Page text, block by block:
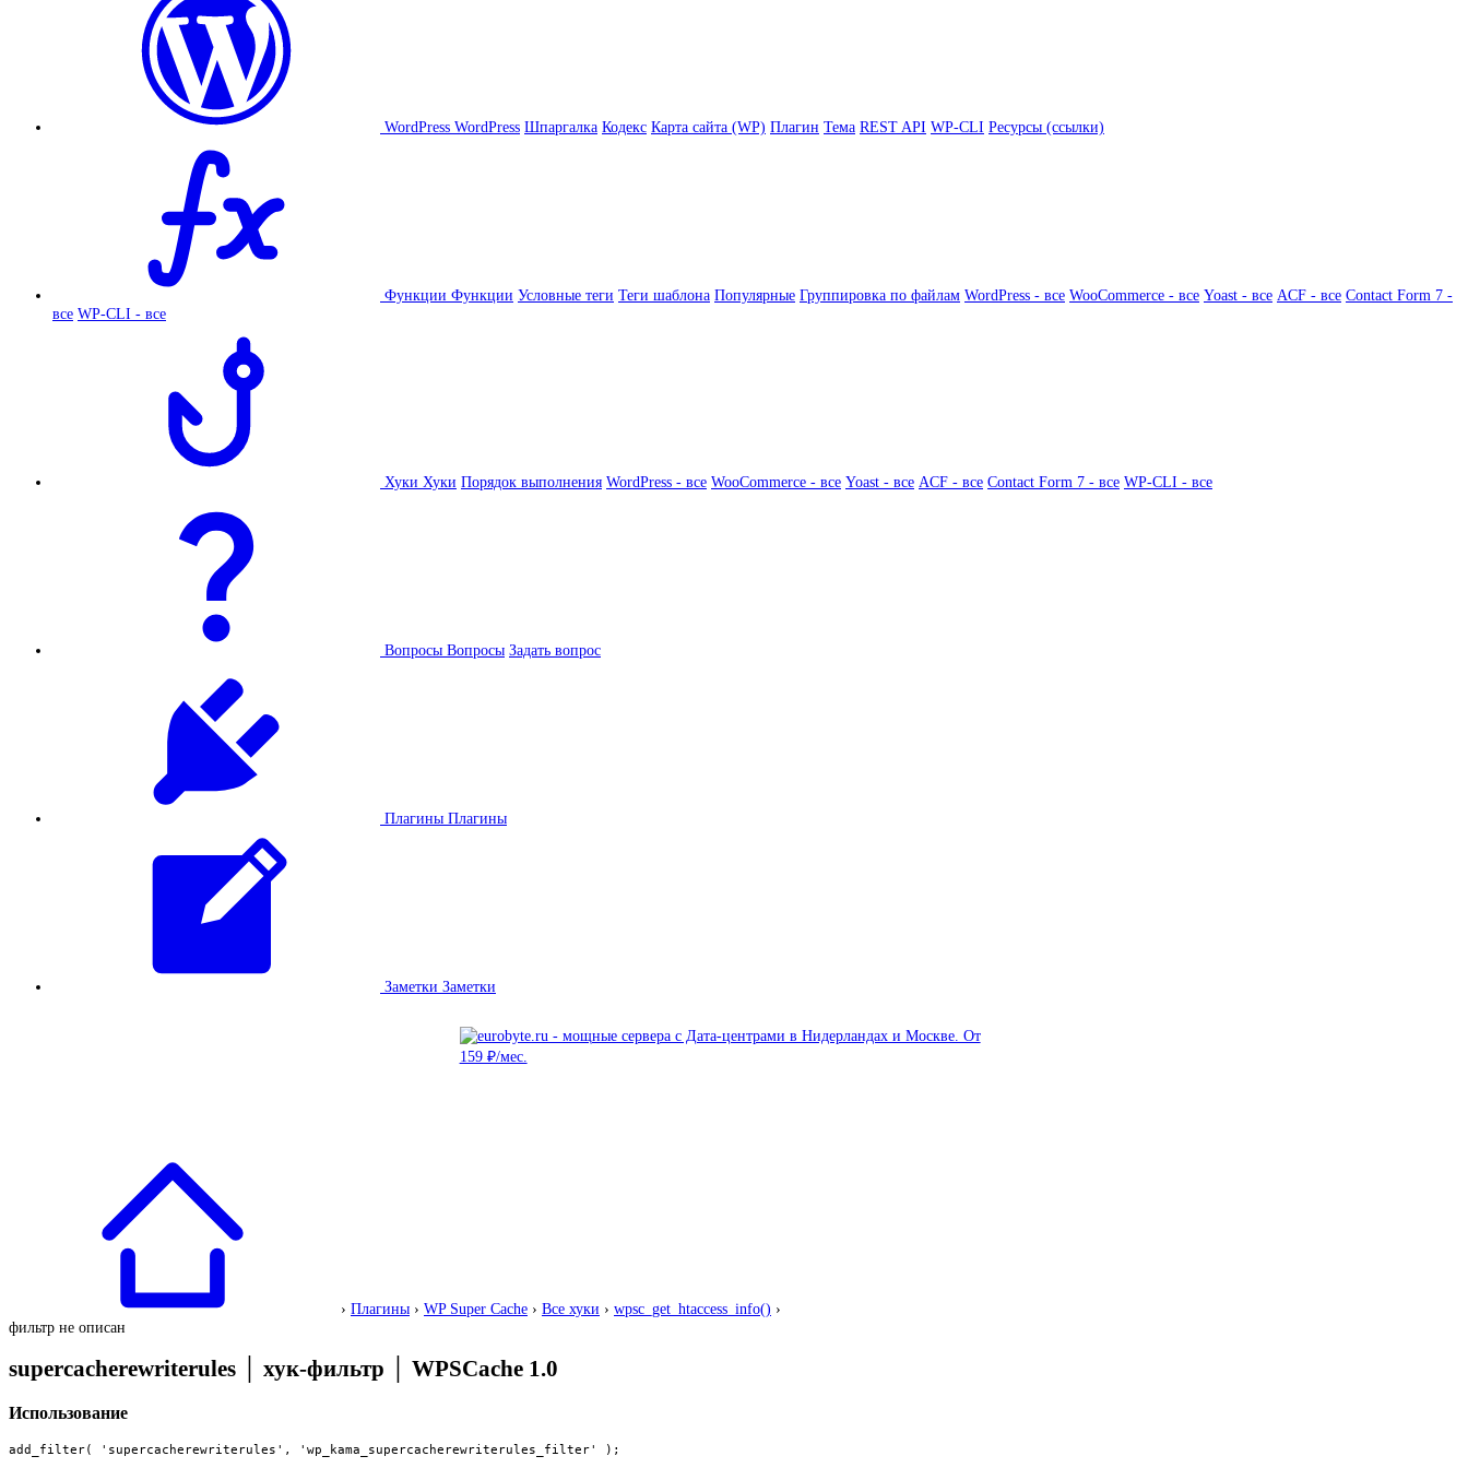
WordPress WordPress Шпаргалка Кодекс Карта сайта (WP) Плагин Тема REST API WP-CLI Ресурсы (ссылки)
Функции Функции Условные теги Теги шаблона Популярные Группировка по файлам WordPress - все WooCommerce - все Yoast - все ACF - все Contact Form 7 -
все WP-CLI - все
Хуки Хуки Порядок выполнения WordPress - все WooCommerce - все Yoast - все ACF - все Contact Form 7 - все WP-CLI - все
Вопросы Вопросы Задать вопрос
Плагины Плагины
Заметки Заметки
› Плагины › WP Super Cache › Все хуки › wpsc_get_htaccess_info() ›
фильтр не описан
supercacherewriterules хук-фильтр WPSCache 1.0
Использование
add_filter( 'supercacherewriterules', 'wp_kama_supercacherewriterules_filter' );